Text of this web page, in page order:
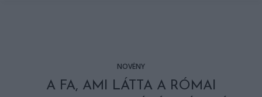
NÖVÉNY
A FA, AMI LÁTTA A RÓMAI